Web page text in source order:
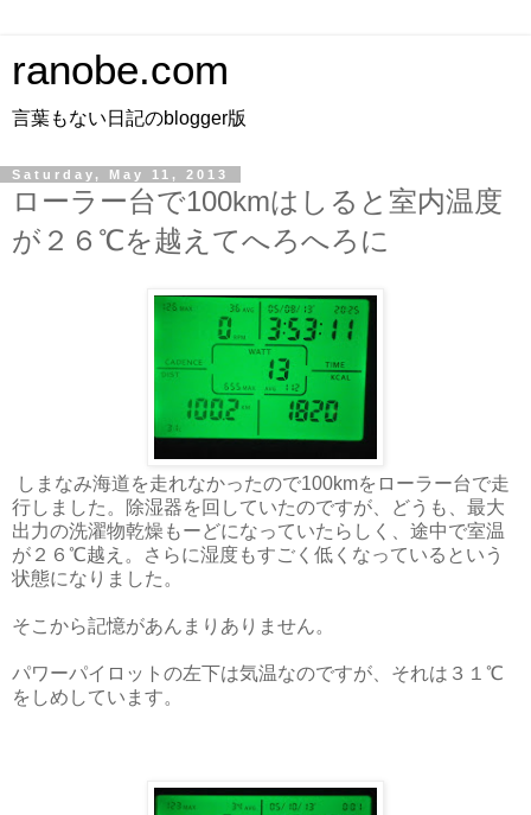
ranobe.com
言葉もない日記のblogger版
Saturday, May 11, 2013
ローラー台で100kmはしると室内温度
が２６℃を越えてへろへろに
しまなみ海道を走れなかったので100kmをローラー台で走
行しました。除湿器を回していたのですが、どうも、最大
出力の洗濯物乾燥もーどになっていたらしく、途中で室温
が２６℃越え。さらに湿度もすごく低くなっているという
状態になりました。
そこから記憶があんまりありません。
パワーパイロットの左下は気温なのですが、それは３１℃
をしめしています。